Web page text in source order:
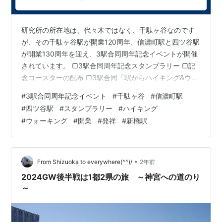
研究所の所在地は、代々木ではなく、千駄ヶ谷なのです
が、その千駄ヶ谷駅が開業120周年、信濃町駅と四ツ谷駅
が開業130周年を迎え、3駅合同周年記念イベントが開催
されています。 ▢3駅合同周年記念スタンプラリー ▢記
念コースターの配布 ▢3駅合同「駅からハイキング&ウォ
年の駅から鉄道発祥の地へ 仲秋のお散歩コースとして、
千駄ヶ谷から新橋駅まで、ウォーキングイベントが9/8～
行われる予定です。
#3駅合同周年記念イベント #千駄ヶ谷 #信濃町駅
#四ツ谷駅 #スタンプラリー #ハイキング
#ウォーキング #開業 #発祥 #新橋駅
From Shizuoka to everywhere(^^)/ • 2年前
2024GW後半戦は1都2県の旅 ～神宮への道のり
～